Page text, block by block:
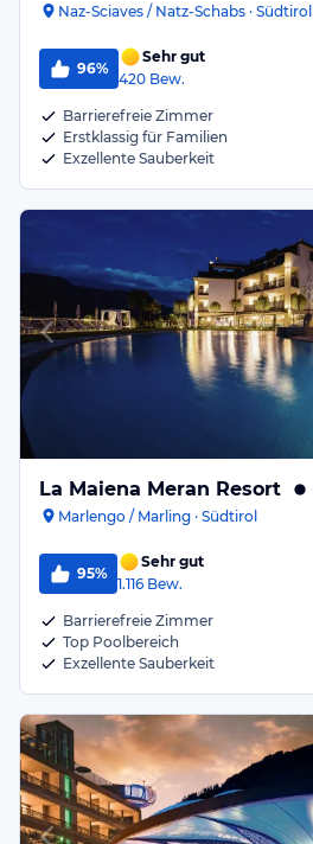
Naz-Sciaves / Natz-Schabs · Südtirol
96%
Sehr gut
420 Bew.
Barrierefreie Zimmer
Erstklassig für Familien
Exzellente Sauberkeit
La Maiena Meran Resort
Marlengo / Marling · Südtirol
95%
Sehr gut
1.116 Bew.
Barrierefreie Zimmer
Top Poolbereich
Exzellente Sauberkeit